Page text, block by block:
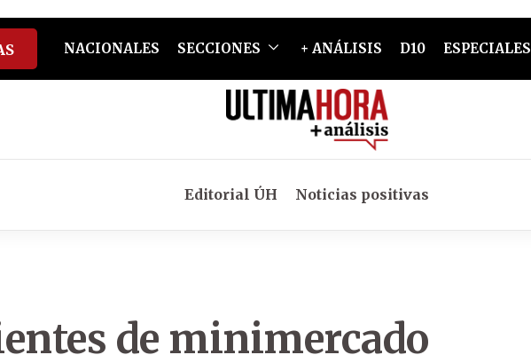
NACIONALES SECCIONES + ANÁLISIS D10 ESPECIALES
Editorial ÚH Noticias positivas
de minimercado